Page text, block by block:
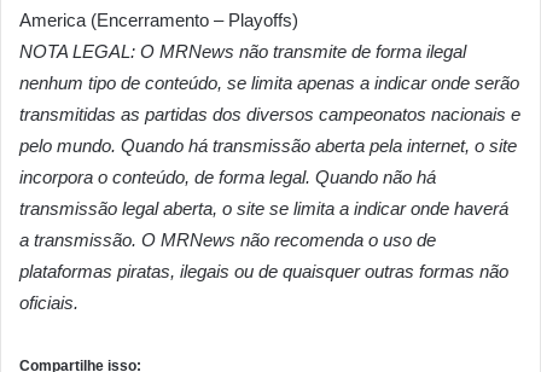
America (Encerramento – Playoffs)
NOTA LEGAL: O MRNews não transmite de forma ilegal
nenhum tipo de conteúdo, se limita apenas a indicar onde serão
transmitidas as partidas dos diversos campeonatos nacionais e
pelo mundo. Quando há transmissão aberta pela internet, o site
incorpora o conteúdo, de forma legal. Quando não há
transmissão legal aberta, o site se limita a indicar onde haverá
a transmissão. O MRNews não recomenda o uso de
plataformas piratas, ilegais ou de quaisquer outras formas não
oficiais.
Compartilhe isso: